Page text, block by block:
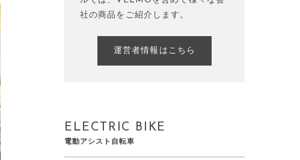
社の商品をご紹介します。
運営者情報はこちら
ELECTRIC BIKE
電動アシスト自転車